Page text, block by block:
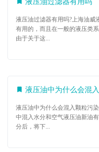
液压油过滤器有用吗?上海油威
有用的，而且在一般的液压类
由于关于这...
液压油中为什么会混
液压油中为什么会混入颗粒污
中混入水分和空气液压油新油
分后，将下...